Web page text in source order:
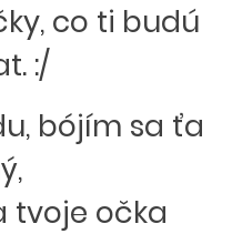
co ti budú
:/
bójím sa ťa
tvoje očka